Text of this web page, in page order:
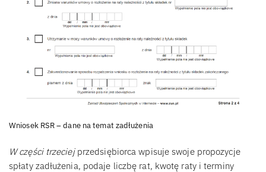
Wniosek RSR – dane na temat zadłużenia
W części trzeciejprzedsiębiorca wpisuje swoje propozycje
spłaty zadłużenia, podaje liczbę rat, kwotę raty i terminy